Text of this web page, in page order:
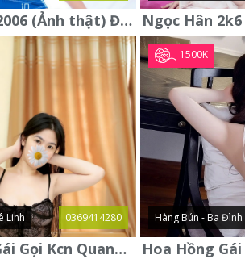
Khánh Huyền 2006 (Ảnh thật) Đại từ - Hoàng Mai
Linh 0369414280
Hoàng Ngân Gái Gọi Kcn Quang Minh - Mê Linh . Hàng Vip Lần Đầu
1500K
Hàng Bún - Ba Đình